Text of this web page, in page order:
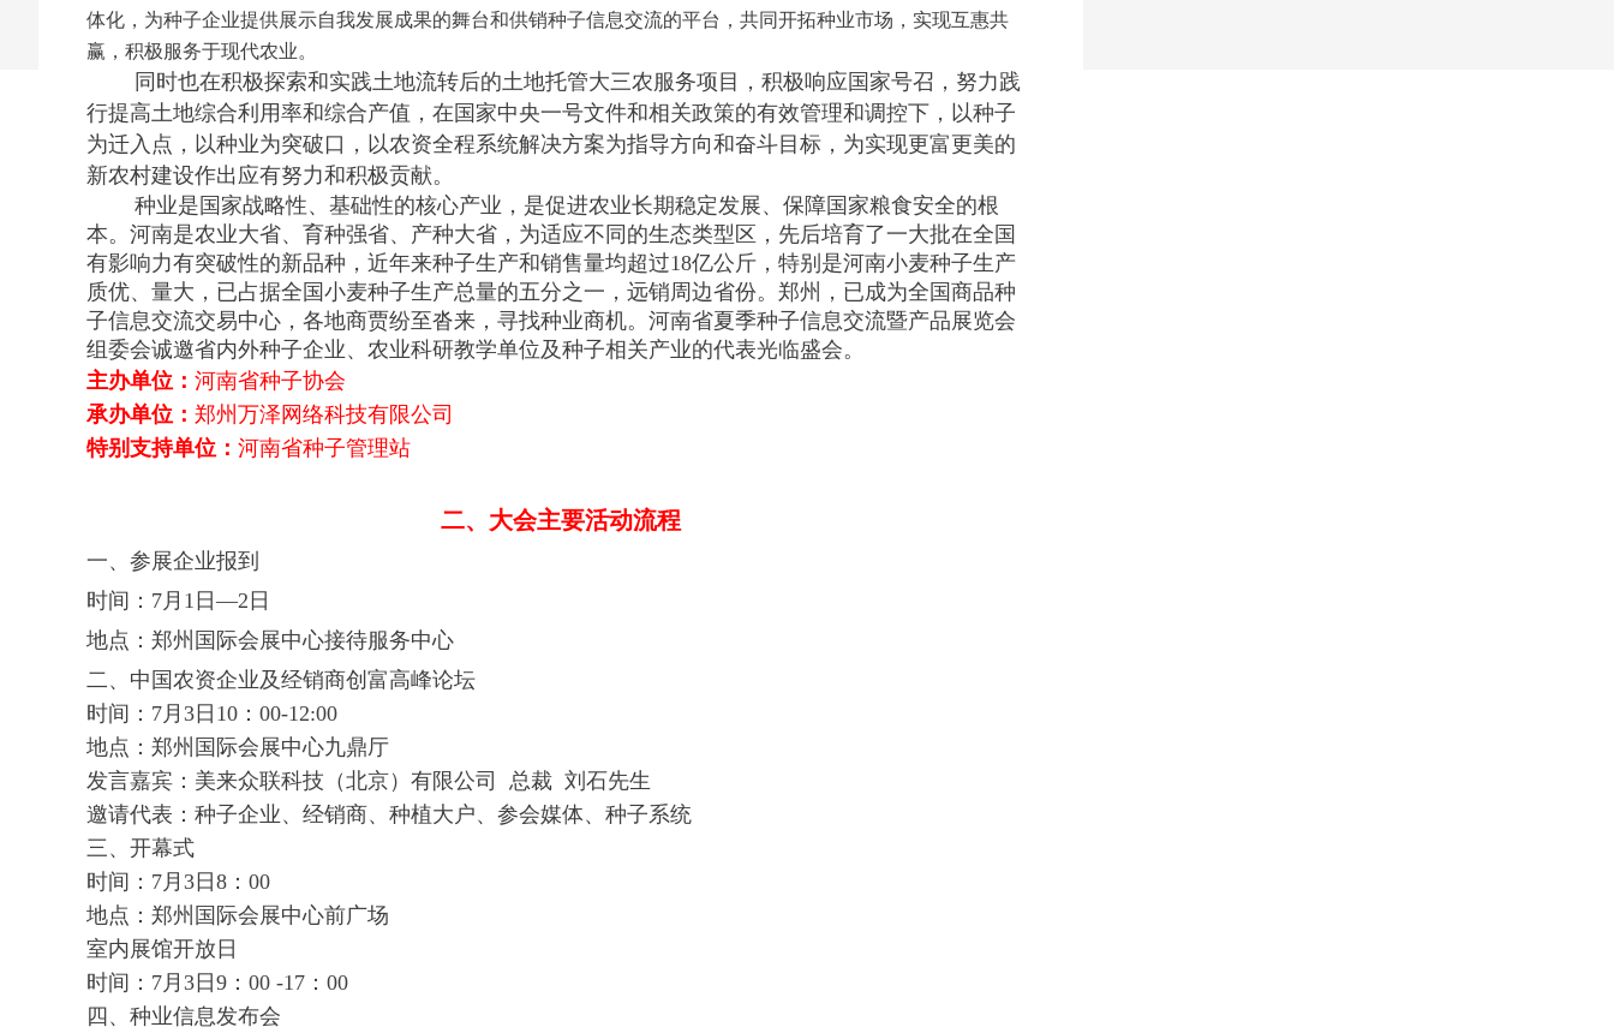
体化，为种子企业提供展示自我发展成果的舞台和供销种子信息交流的平台，共同开拓种业市场，实现互惠共
赢，积极服务于现代农业。
同时也在积极探索和实践土地流转后的土地托管大三农服务项目，积极响应国家号召，努力践
行提高土地综合利用率和综合产值，在国家中央一号文件和相关政策的有效管理和调控下，以种子
为迁入点，以种业为突破口，以农资全程系统解决方案为指导方向和奋斗目标，为实现更富更美的
新农村建设作出应有努力和积极贡献。
种业是国家战略性、基础性的核心产业，是促进农业长期稳定发展、保障国家粮食安全的根
本。河南是农业大省、育种强省、产种大省，为适应不同的生态类型区，先后培育了一大批在全国
有影响力有突破性的新品种，近年来种子生产和销售量均超过18亿公斤，特别是河南小麦种子生产
质优、量大，已占据全国小麦种子生产总量的五分之一，远销周边省份。郑州，已成为全国商品种
子信息交流交易中心，各地商贾纷至沓来，寻找种业商机。河南省夏季种子信息交流暨产品展览会
组委会诚邀省内外种子企业、农业科研教学单位及种子相关产业的代表光临盛会。
主办单位： 河南省种子协会
承办单位： 郑州万泽网络科技有限公司
特别支持单位： 河南省种子管理站
二、 大会主要活动流程
一、参展企业报到
时间：7月1日—2日
地点：郑州国际会展中心接待服务中心
二、中国农资企业及经销商创富高峰论坛
时间：7月3日10：00-12:00
地点：郑州国际会展中心九鼎厅
发言嘉宾： 美来众联科技（北京）有限公司 总裁 刘石先生
邀请代表：种子企业、经销商、种植大户、参会媒体、种子系统
三、开幕式
时间：7月3日8：00
地点：郑州国际会展中心前广场
室内展馆开放日
时间：7月3日9：00 -17：00
四、种业信息发布会